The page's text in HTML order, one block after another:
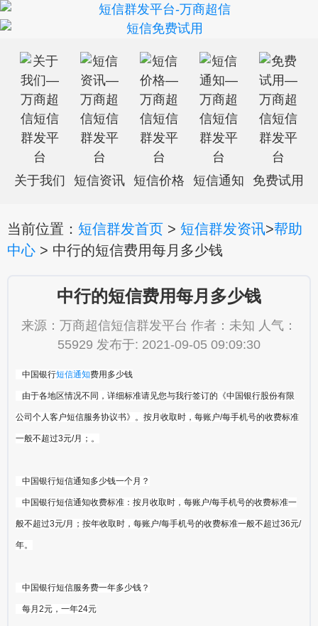
关于我们 短信资讯 短信价格 短信通知 免费试用
当前位置： 短信群发首页 > 短信群发资讯>帮助
中心 > 中行的短信费用每月多少钱
中行的短信费用每月多少钱
来源：万商超信短信群发平台 作者：未知 人气：
55929 发布于: 2021-09-05 09:09:30
中国银行短信通知费用多少钱
由于各地区情况不同，详细标准请见您与我行签订的《中国银行股份有限
公司个人客户短信服务协议书》。按月收取时，每账户/每手机号的收费标准
一般不超过3元/月；。
中国银行短信通知多少钱一个月？
中国银行短信通知收费标准：按月收取时，每账户/每手机号的收费标准一
般不超过3元/月；按年收取时，每账户/每手机号的收费标准一般不超过36元/
年。
中国银行短信服务费一年多少钱？
每月2元，一年24元